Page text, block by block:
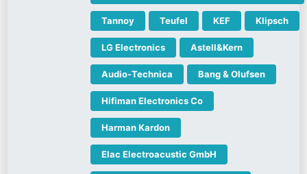
Tannoy Teufel KEF Klipsch
LG Electronics Astell&Kern
Audio-Technica Bang & Olufsen
Hifiman Electronics Co
Harman Kardon
Elac Electroacustic GmbH